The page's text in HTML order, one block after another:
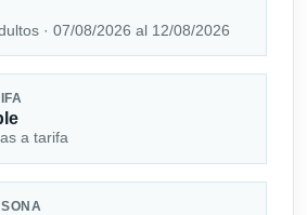
· 07/08/2026 al 12/08/2026
a tarifa